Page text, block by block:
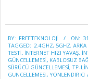
07-
31
BY: FREETEKNOLOJI ON:
TAGGED: 2.4GHZ, 5GHZ,
TESTI, INTERNET HIZI YAVAŞ,
GÜNCELLEMESI, KABLOSUZ
SÜRÜCÜ GÜNCELLEMESI, TP-
GÜNCELLEMESI, YÖNLENDIRICI